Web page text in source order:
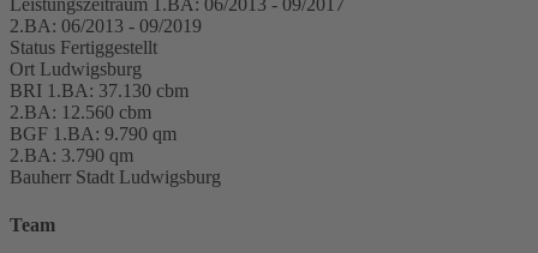
Leistungszeitraum 1.BA: 06/2013 - 09/2017
2.BA: 06/2013 - 09/2019
Status Fertiggestellt
Ort Ludwigsburg
BRI 1.BA: 37.130 cbm
2.BA: 12.560 cbm
BGF 1.BA: 9.790 qm
2.BA: 3.790 qm
Bauherr Stadt Ludwigsburg
Team